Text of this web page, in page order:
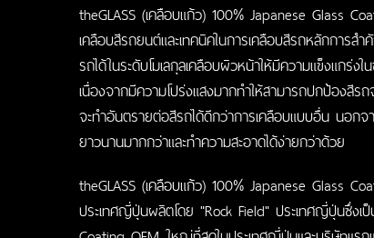
theGLASS (เคลือบแก้ว) 100% Japanese Glass
เคลือบสีรถยนต์และเทคนิคในการเคลือบสีรถหลักการส
รถได้ในระดับโมเลกุลเคลือบผิวหน้าให้มีความแข็งแกร่ง
เนื่องจากมีความโปร่งแสงมากทำให้สามารถปกป้องสี
จะทำอันตรายต่อสีรถได้ดีกว่าการเคลือบแบบอื่น นอก
ยาวนานมากกว่าและทำความสะอาดได้ง่ายกว่าด้วย
theGLASS (เคลือบแก้ว) 100% Japanese Glass
ประเทศญี่ปุ่นผลิตโดย "Rock Field" ประเทศญี่ปุ่นซึ่งเ